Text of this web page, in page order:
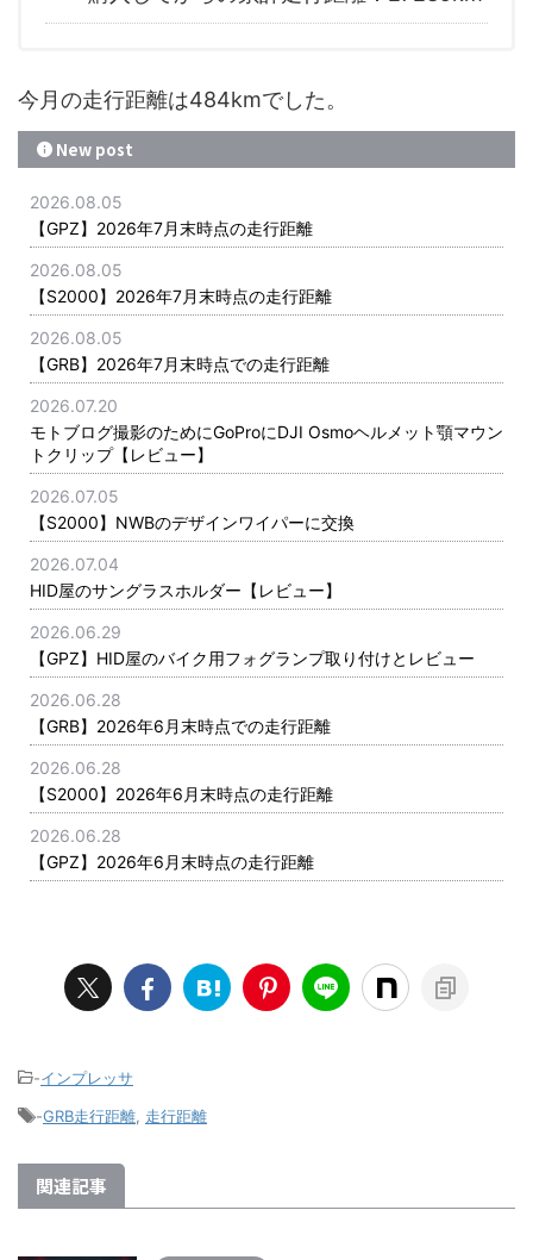
今月の走行距離は484kmでした。
New post
2026.08.05
【GPZ】2026年7月末時点の走行距離
2026.08.05
【S2000】2026年7月末時点の走行距離
2026.08.05
【GRB】2026年7月末時点での走行距離
2026.07.20
モトブログ撮影のためにGoProにDJI Osmoヘルメット顎マウン
トクリップ【レビュー】
2026.07.05
【S2000】NWBのデザインワイパーに交換
2026.07.04
HID屋のサングラスホルダー【レビュー】
2026.06.29
【GPZ】HID屋のバイク用フォグランプ取り付けとレビュー
2026.06.28
【GRB】2026年6月末時点での走行距離
2026.06.28
【S2000】2026年6月末時点の走行距離
2026.06.28
【GPZ】2026年6月末時点の走行距離
-インプレッサ
-GRB走行距離 走行距離
関連記事